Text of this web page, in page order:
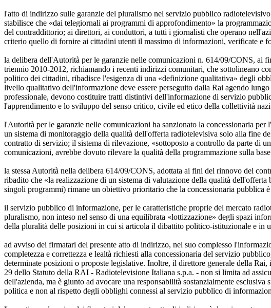
l'atto di indirizzo sulle garanzie del pluralismo nel servizio pubblico
stabilisce che «dai telegiornali ai programmi di approfondimento» la
del contraddittorio; ai direttori, ai conduttori, a tutti i giornalisti che operano
criterio quello di fornire ai cittadini utenti il massimo di informazioni, verificate e
la delibera dell'Autorità per le garanzie nelle comunicazioni n. 614/09/CONS,
triennio 2010-2012, richiamando i recenti indirizzi comunitari, che sottolineano
politico dei cittadini, ribadisce l'esigenza di una «definizione qualitativa» degli
livello qualitativo dell'informazione deve essere perseguito dalla Rai agendo
professionale, devono costituire tratti distintivi dell'informazione di servizio
l'apprendimento e lo sviluppo del senso critico, civile ed etico della collettività
l'Autorità per le garanzie nelle comunicazioni ha sanzionato la concessionaria
un sistema di monitoraggio della qualità dell'offerta radiotelevisiva solo alla fine
contratto di servizio; il sistema di rilevazione, «sottoposto a controllo da parte di
comunicazioni, avrebbe dovuto rilevare la qualità della programmazione sulla
la stessa Autorità nella delibera 614/09/CONS, adottata ai fini del rinnovo del
ribadito che «la realizzazione di un sistema di valutazione della qualità
singoli programmi) rimane un obiettivo prioritario che la concessionaria pubblica è
il servizio pubblico di informazione, per le caratteristiche proprie del mercato
pluralismo, non inteso nel senso di una equilibrata «lottizzazione» degli spazi
della pluralità delle posizioni in cui si articola il dibattito politico-istituzionale e in
ad avviso dei firmatari del presente atto di indirizzo, nel suo complesso
completezza e correttezza e lealtà richiesti alla concessionaria del servizio
determinate posizioni o proposte legislative. Inoltre, il direttore generale della
29 dello Statuto della RAI - Radiotelevisione Italiana s.p.a. - non si limita ad
dell'azienda, ma è giunto ad avocare una responsabilità sostanzialmente
politica e non al rispetto degli obblighi connessi al servizio pubblico di